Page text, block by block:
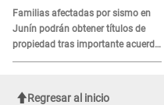
Familias afectadas por sismo en
Junín podrán obtener títulos de
propiedad tras importante acuerdo
de Cofopri
Regresar al inicio